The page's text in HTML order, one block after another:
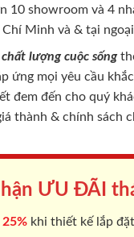
10 showroom và 4
Minh và & tại
lượng cuộc sống
ứng mọi yêu cầu
đem đến cho quý
thành & chính sách
ƯU ĐÃI
25% khi thiết kế lắp